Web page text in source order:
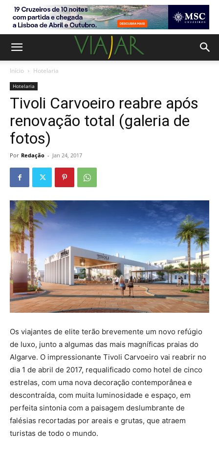
Início Hotelaria
Hotelaria
Tivoli Carvoeiro reabre após
renovação total (galeria de
fotos)
Por Redação - Jan 24, 2017
Os viajantes de elite terão brevemente um novo refúgio
de luxo, junto a algumas das mais magníficas praias do
Algarve. O impressionante Tivoli Carvoeiro vai reabrir no
dia 1 de abril de 2017, requalificado como hotel de cinco
estrelas, com uma nova decoração contemporânea e
descontraída, com muita luminosidade e espaço, em
perfeita sintonia com a paisagem deslumbrante de
falésias recortadas por areais e grutas, que atraem
turistas de todo o mundo.